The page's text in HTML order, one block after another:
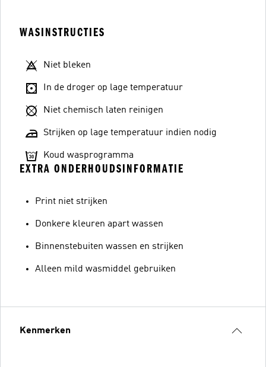
WASINSTRUCTIES
Niet bleken
In de droger op lage temperatuur
Niet chemisch laten reinigen
Strijken op lage temperatuur indien nodig
Koud wasprogramma
EXTRA ONDERHOUDSINFORMATIE
Print niet strijken
Donkere kleuren apart wassen
Binnenstebuiten wassen en strijken
Alleen mild wasmiddel gebruiken
Kenmerken